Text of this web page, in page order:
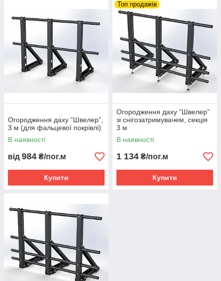
Огородження даху “Швелер”,
3 м (для фальцевої покрівлі)
В наявності
від 984 ₴/пог.м
Купити
Топ продажів
Огородження даху “Швелер”
зі снігозатримувачем, секція
3 м
В наявності
1 134 ₴/пог.м
Купити